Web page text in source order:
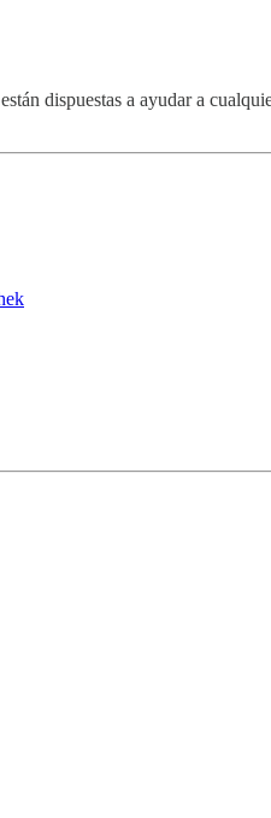
dispuestas a ayudar a